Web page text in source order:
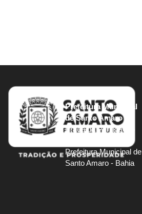
Prefeitura Municipal
de Santo Amaro
Praça da Purificação
Prefeitura Municipal de
Santo Amaro - Bahia